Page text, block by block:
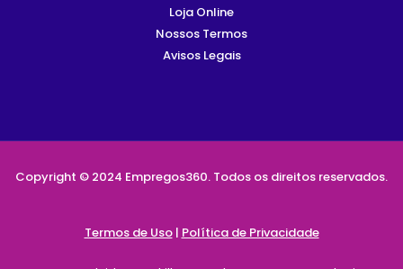
Loja Online
Nossos Termos
Avisos Legais
Copyright © 2024 Empregos360. Todos os direitos reservados.
Termos de Uso| Política de Privacidade